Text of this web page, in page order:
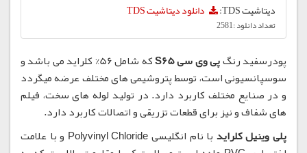
دیتاشیت TDS:
دانلود دیتاشیت TDS
تعداد دانلود :2581
پودرسفید رنگپی وی سی S65
که شامل 56% کلراید می باشد و
سوسپانسیونی است، توسط پتروشیمی های مختلف عرضه میگردد
و در صنایع مختلف کاربرد دارد. در تولید لوله های سخت، فیلم
های شفاف و نیز برای قطعات تزریقی و اتصالات کاربرد دارد.
پلی وینیل کلراید
با نام انگلیسی Polyvinyl Chloride و با علامت